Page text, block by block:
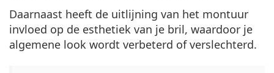
Daarnaast heeft de uitlijning van het montuur
invloed op de esthetiek van je bril, waardoor je
algemene look wordt verbeterd of verslechterd.